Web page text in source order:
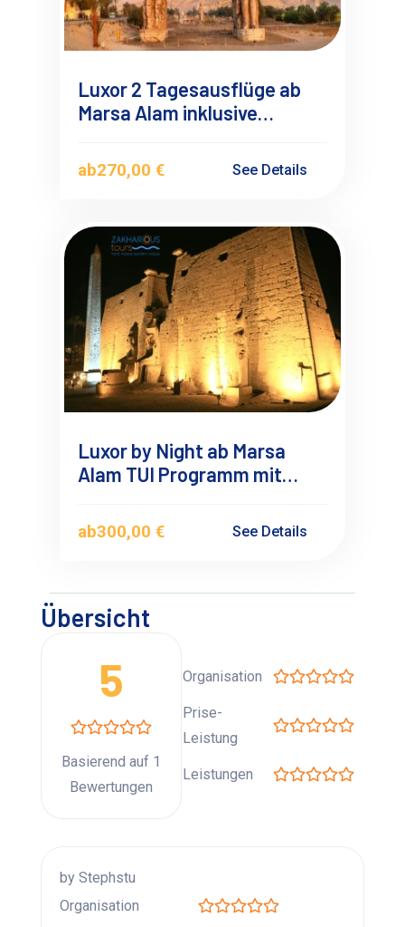
Luxor 2 Tagesausflüge ab
Marsa Alam inklusive
Übernachtung
ab270,00 € See Details
Luxor by Night ab Marsa
Alam TUI Programm mit
ab300,00 € See Details
Übersicht
5
Basierend auf 1
Bewertungen
Organisation
Prise-
Leistung
Leistungen
by Stephstu
Organisation